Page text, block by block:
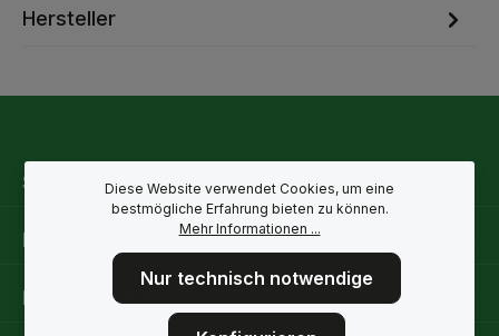
Hersteller
Service-Hotline
Rechtliche Hinweise
Informationen
Diese Website verwendet Cookies, um eine
bestmögliche Erfahrung bieten zu können.
Mehr Informationen ...
Nur technisch notwendige